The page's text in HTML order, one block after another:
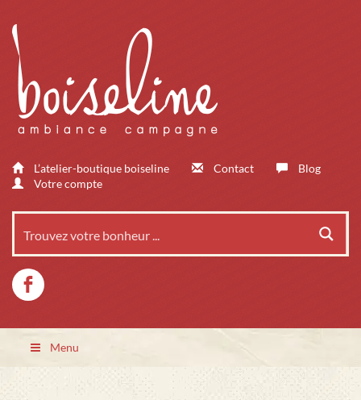
L’atelier-boutique boiseline Contact
Blog
Votre compte
Menu